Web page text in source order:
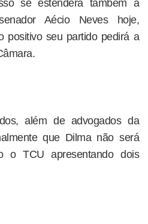
se estenderá também à
Aécio Neves hoje,
positivo seu partido pedirá a
além de advogados da
que Dilma não será
o TCU apresentando dois